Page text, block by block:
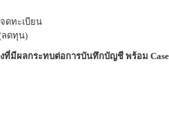
ทะเบียน
ดทุน)
ที่มีผลกระทบต่อการบันทึกบัญชี พร้อม Case